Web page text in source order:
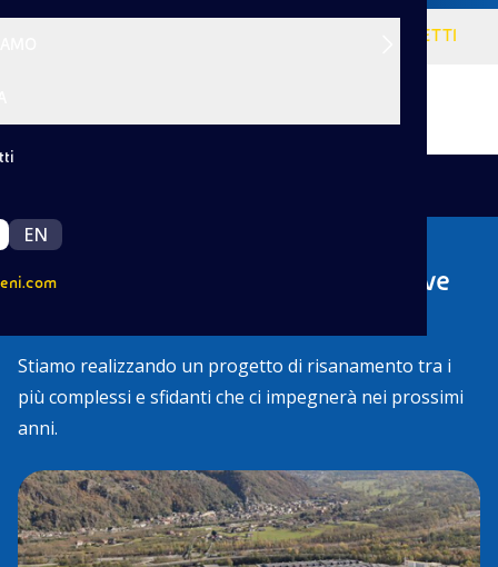
EN
eni.com
PROGETTI
I nostri interventi ambientali a Pieve
Stiamo realizzando un progetto di risanamento tra i
più complessi e sfidanti che ci impegnerà nei prossimi
anni.